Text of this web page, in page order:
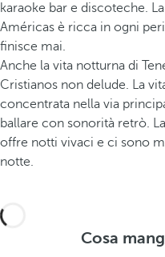
karaoke bar e discoteche.
Américas è ricca in ogni
finisce mai.
Anche la vita notturna di
Cristianos non delude. La
concentrata nella via
ballare con sonorità retrò.
offre notti vivaci e ci sono
notte.
Cosa